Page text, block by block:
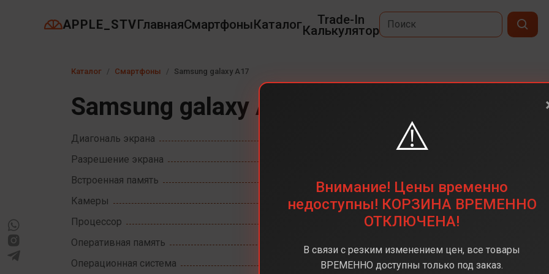
APPLE_STVГлавнаяСмартфоныКаталог Trade-In
Калькулятор
Каталог Смартфоны Samsung galaxy A17
Samsung galaxy A17
Диагональ экрана
Разрешение экрана
Встроенная память
Камеры
50мп+5мп+2мп
Процессор
MediaTek HELIO G99
Оперативная память
Операционная система
Android 15
⚠️
Внимание! Цены временно
недоступны! КОРЗИНА ВРЕМЕННО
ОТКЛЮЧЕНА!
В связи с резким изменением цен, все товары
ВРЕМЕННО доступны только под заказ.